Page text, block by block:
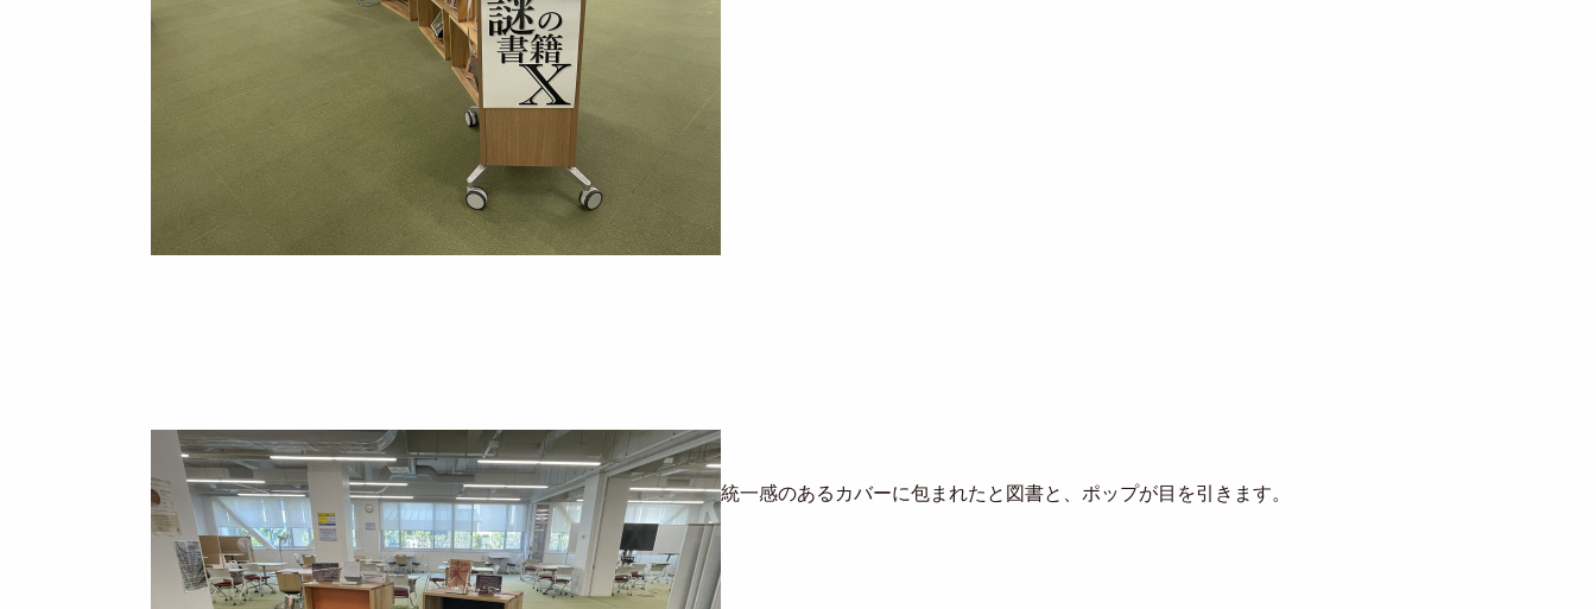
Image
統一感のあるカバーに包まれたと図書と、ポップが目を引きます。